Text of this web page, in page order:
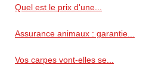
Quel est le prix d'une...
Assurance animaux : garantie...
Vos carpes vont-elles se...